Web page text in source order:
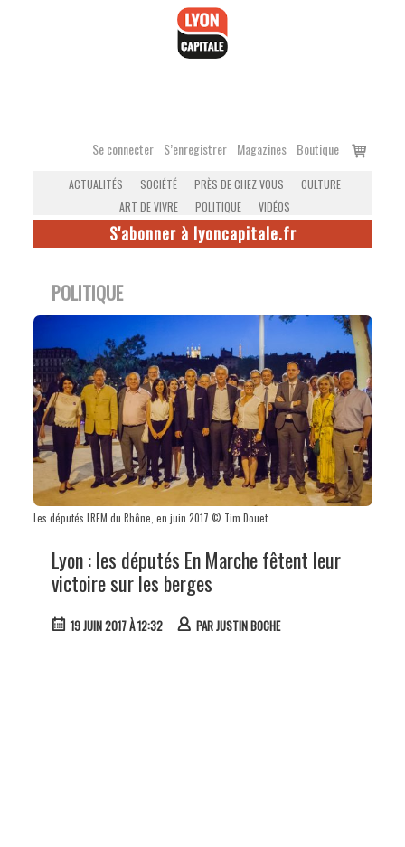
Se connecter S’enregistrer Magazines Boutique
Voir
ACTUALITÉS SOCIÉTÉ PRÈS DE CHEZ VOUS
CULTURE
ART DE VIVRE
POLITIQUE VIDÉOS
S'abonner à lyoncapitale.fr
POLITIQUE
Les députés LREM du Rhône, en juin 2017 © Tim Douet
Lyon : les députés En Marche fêtent leur
victoire sur les berges
19 JUIN 2017 À 12:32 PARJUSTIN BOCHE